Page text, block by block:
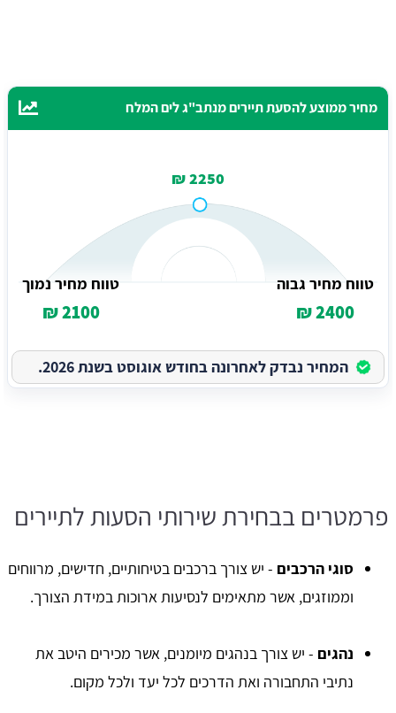
מחיר ממוצע להסעת תיירים מנתב"ג לים המלח
2250 ₪
טווח מחיר גבוה
2400 ₪
טווח מחיר נמוך
2100 ₪
המחיר נבדק לאחרונה בחודש אוגוסט בשנת 2026.
פרמטרים בבחירת שירותי הסעות לתיירים
סוגי הרכבים - יש צורך ברכבים בטיחותיים, חדישים, מרווחים
וממוזגים, אשר מתאימים לנסיעות ארוכות במידת הצורך.
נהגים - יש צורך בנהגים מיומנים, אשר מכירים היטב את
נתיבי התחבורה ואת הדרכים לכל יעד ולכל מקום.